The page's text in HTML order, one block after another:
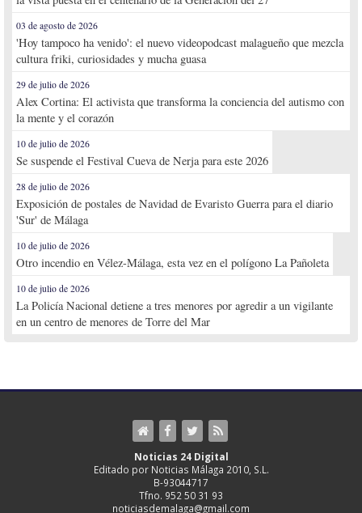
03 de agosto de 2026
'Hoy tampoco ha venido': el nuevo videopodcast malagueño que mezcla
cultura friki, curiosidades y mucha guasa
29 de julio de 2026
Alex Cortina: El activista que transforma la conciencia del autismo con
la mente y el corazón
10 de julio de 2026
Se suspende el Festival Cueva de Nerja para este 2026
28 de julio de 2026
Exposición de postales de Navidad de Evaristo Guerra para el diario
'Sur' de Málaga
10 de julio de 2026
Otro incendio en Vélez-Málaga, esta vez en el polígono La Pañoleta
10 de julio de 2026
La Policía Nacional detiene a tres menores por agredir a un vigilante
en un centro de menores de Torre del Mar
Noticias 24 Digital
Editado por Noticias Málaga 2010, S.L.
B-93044717
Tfno. 952 50 31 93
noticiasdemalaga@gmail.com